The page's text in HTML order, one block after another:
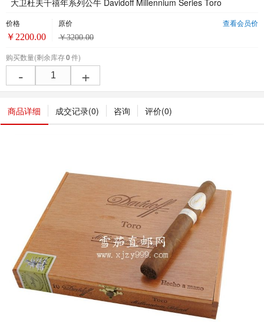
大卫杜夫千禧年系列公牛 Davidoff Millennium Series Toro
查看会员价
价格
￥ 2200.00
原价
￥3200.00
购买数量(剩余库存0件)
- +
商品详细 成交记录(0) 咨询 评价(0)